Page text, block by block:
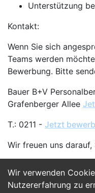
Wir verwenden
Nutzererfahrung zu
Unterstützung
Kontakt:
Wenn Sie sich
Teams werden
Bewerbung. Bitte
Bauer B+V
Grafenberger Allee
T.: 0211 - Jetzt
Wir freuen uns darauf,